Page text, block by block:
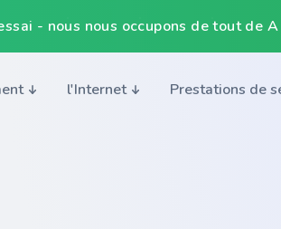
- nous nous occupons de tout de A
l'Internet Prestations de